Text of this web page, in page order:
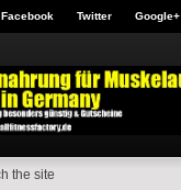
Facebook Twitter Google+